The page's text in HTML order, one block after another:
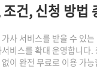
건, 신청 방법
사 서비스를 받을 수 있
서비스를 확대 운영합니다
이 완전 무료로 이용 가